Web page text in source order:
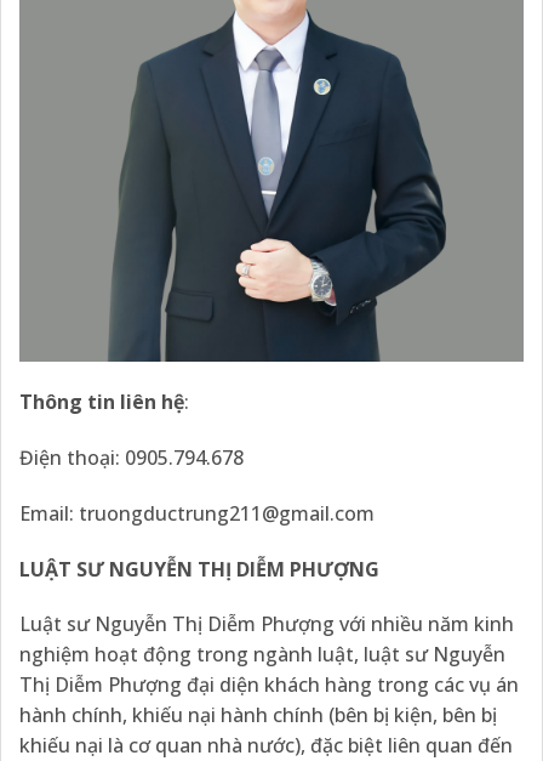
Thông tin liên hệ:
Điện thoại: 0905.794.678
Email: truongductrung211@gmail.com
LUẬT SƯ NGUYỄN THỊ DIỄM PHƯỢNG
Luật sư Nguyễn Thị Diễm Phượng với nhiều năm kinh
nghiệm hoạt động trong ngành luật, luật sư Nguyễn
Thị Diễm Phượng đại diện khách hàng trong các vụ án
hành chính, khiếu nại hành chính (bên bị kiện, bên bị
khiếu nại là cơ quan nhà nước), đặc biệt liên quan đến